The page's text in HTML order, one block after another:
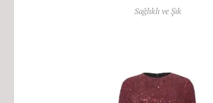
Sağlıklı ve Şık